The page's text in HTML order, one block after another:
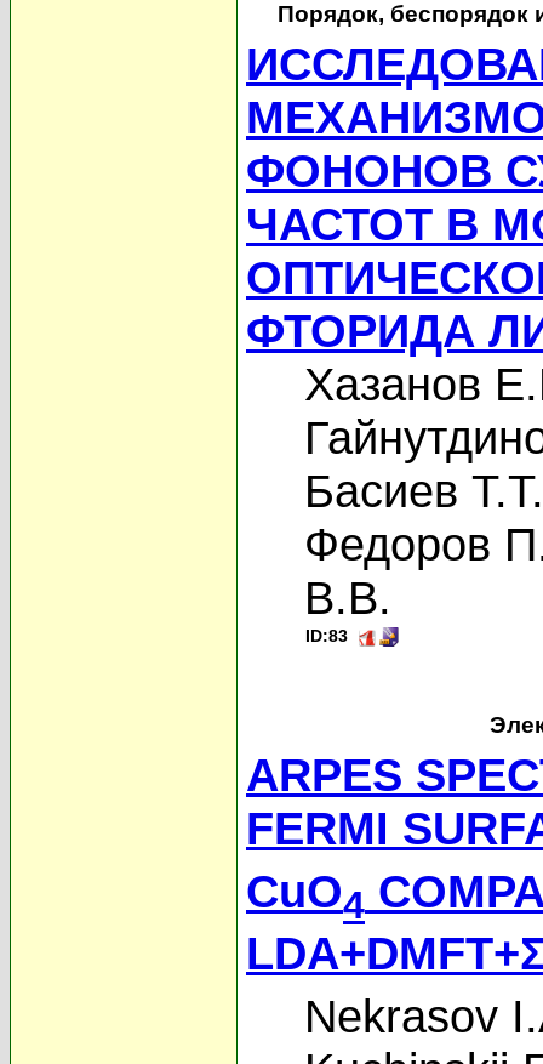
Порядок, беспорядок
ФОНОНОВ
ЧАСТОТ В
ФТОРИДА
Хазанов
Басиев Т.Т.
Федоров
В.В.
ID:83
ARPES
FERMI
CuO4
Nekrasov